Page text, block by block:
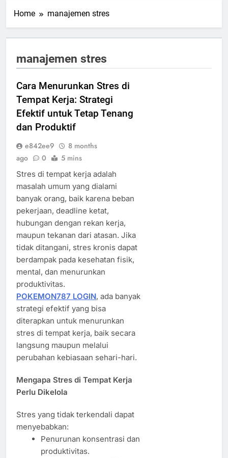
Home manajemen stres
manajemen stres
Cara Menurunkan Stres di
Tempat Kerja: Strategi
Efektif untuk Tetap Tenang
dan Produktif
e842ee9
8 months
ago
0 5 mins
Stres di tempat kerja adalah
masalah umum yang dialami
banyak orang, baik karena beban
pekerjaan, deadline ketat,
hubungan dengan rekan kerja,
maupun tekanan dari atasan. Jika
tidak ditangani, stres kronis dapat
berdampak pada kesehatan fisik,
mental, dan menurunkan
produktivitas.
POKEMON787 LOGIN, ada banyak
strategi efektif yang bisa
diterapkan untuk menurunkan
stres di tempat kerja, baik secara
langsung maupun melalui
perubahan kebiasaan sehari-hari.
Mengapa Stres di Tempat Kerja
Perlu Dikelola
Stres yang tidak terkendali dapat
menyebabkan:
Penurunan konsentrasi dan
produktivitas.